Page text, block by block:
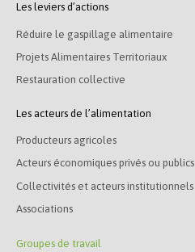
Les leviers d’actions
Réduire le gaspillage alimentaire
Projets Alimentaires Territoriaux
Restauration collective
Les acteurs de l’alimentation
Producteurs agricoles
Acteurs économiques privés ou publics
Collectivités et acteurs institutionnels
Associations
Groupes de travail